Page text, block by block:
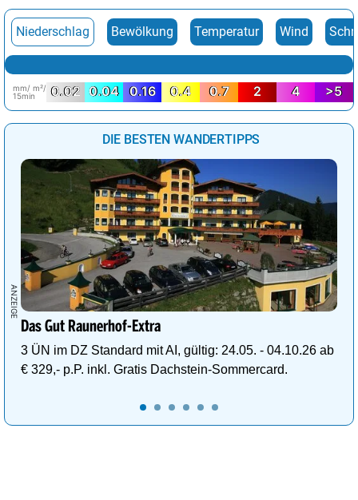
Niederschlag Bewölkung Temperatur Wind
mm/ m²/
15min
0.02 0.04 0.16 0.4 0.7 2 4 >5
DIE BESTEN WANDERTIPPS
Das Gut Raunerhof-Extra
3 ÜN im DZ Standard mit AI, gültig: 24.05. - 04.10.26 ab
€ 329,- p.P. inkl. Gratis Dachstein-Sommercard.